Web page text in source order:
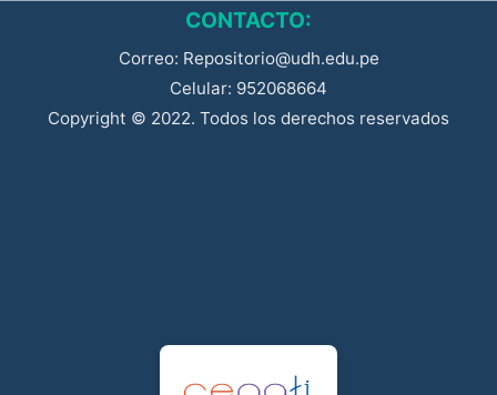
CONTACTO:
Correo: Repositorio@udh.edu.pe
Celular: 952068664
Copyright © 2022. Todos los derechos reservados